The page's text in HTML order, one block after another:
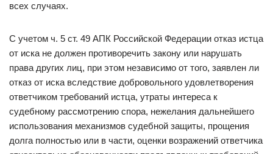
всех случаях.
С учетом ч. 5 ст. 49 АПК Российской Федерации отказ истца
от иска не должен противоречить закону или нарушать
права других лиц, при этом независимо от того, заявлен ли
отказ от иска вследствие добровольного удовлетворения
ответчиком требований истца, утраты интереса к
судебному рассмотрению спора, нежелания дальнейшего
использования механизмов судебной защиты, прощения
долга полностью или в части, оценки возражений ответчика